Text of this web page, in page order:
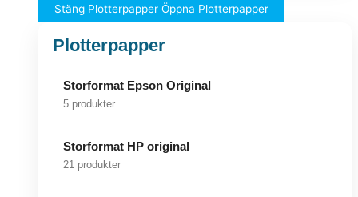
Stäng Plotterpapper Öppna Plotterpapper
Plotterpapper
Storformat Epson Original
5 produkter
Storformat HP original
21 produkter